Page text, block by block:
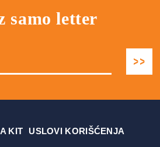
samo letter
KIT USLOVI KORIŠĆENJA